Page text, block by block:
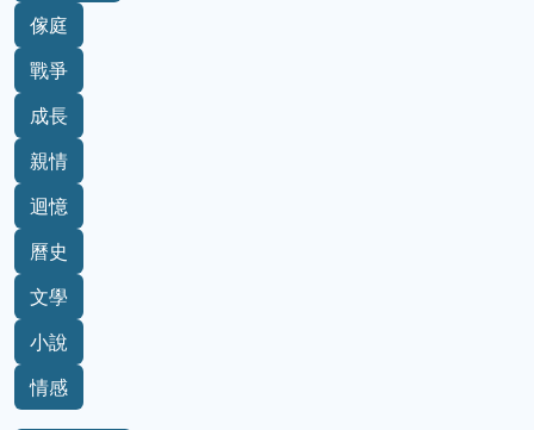
傢庭
戰爭
成長
親情
迴憶
曆史
文學
小說
情感